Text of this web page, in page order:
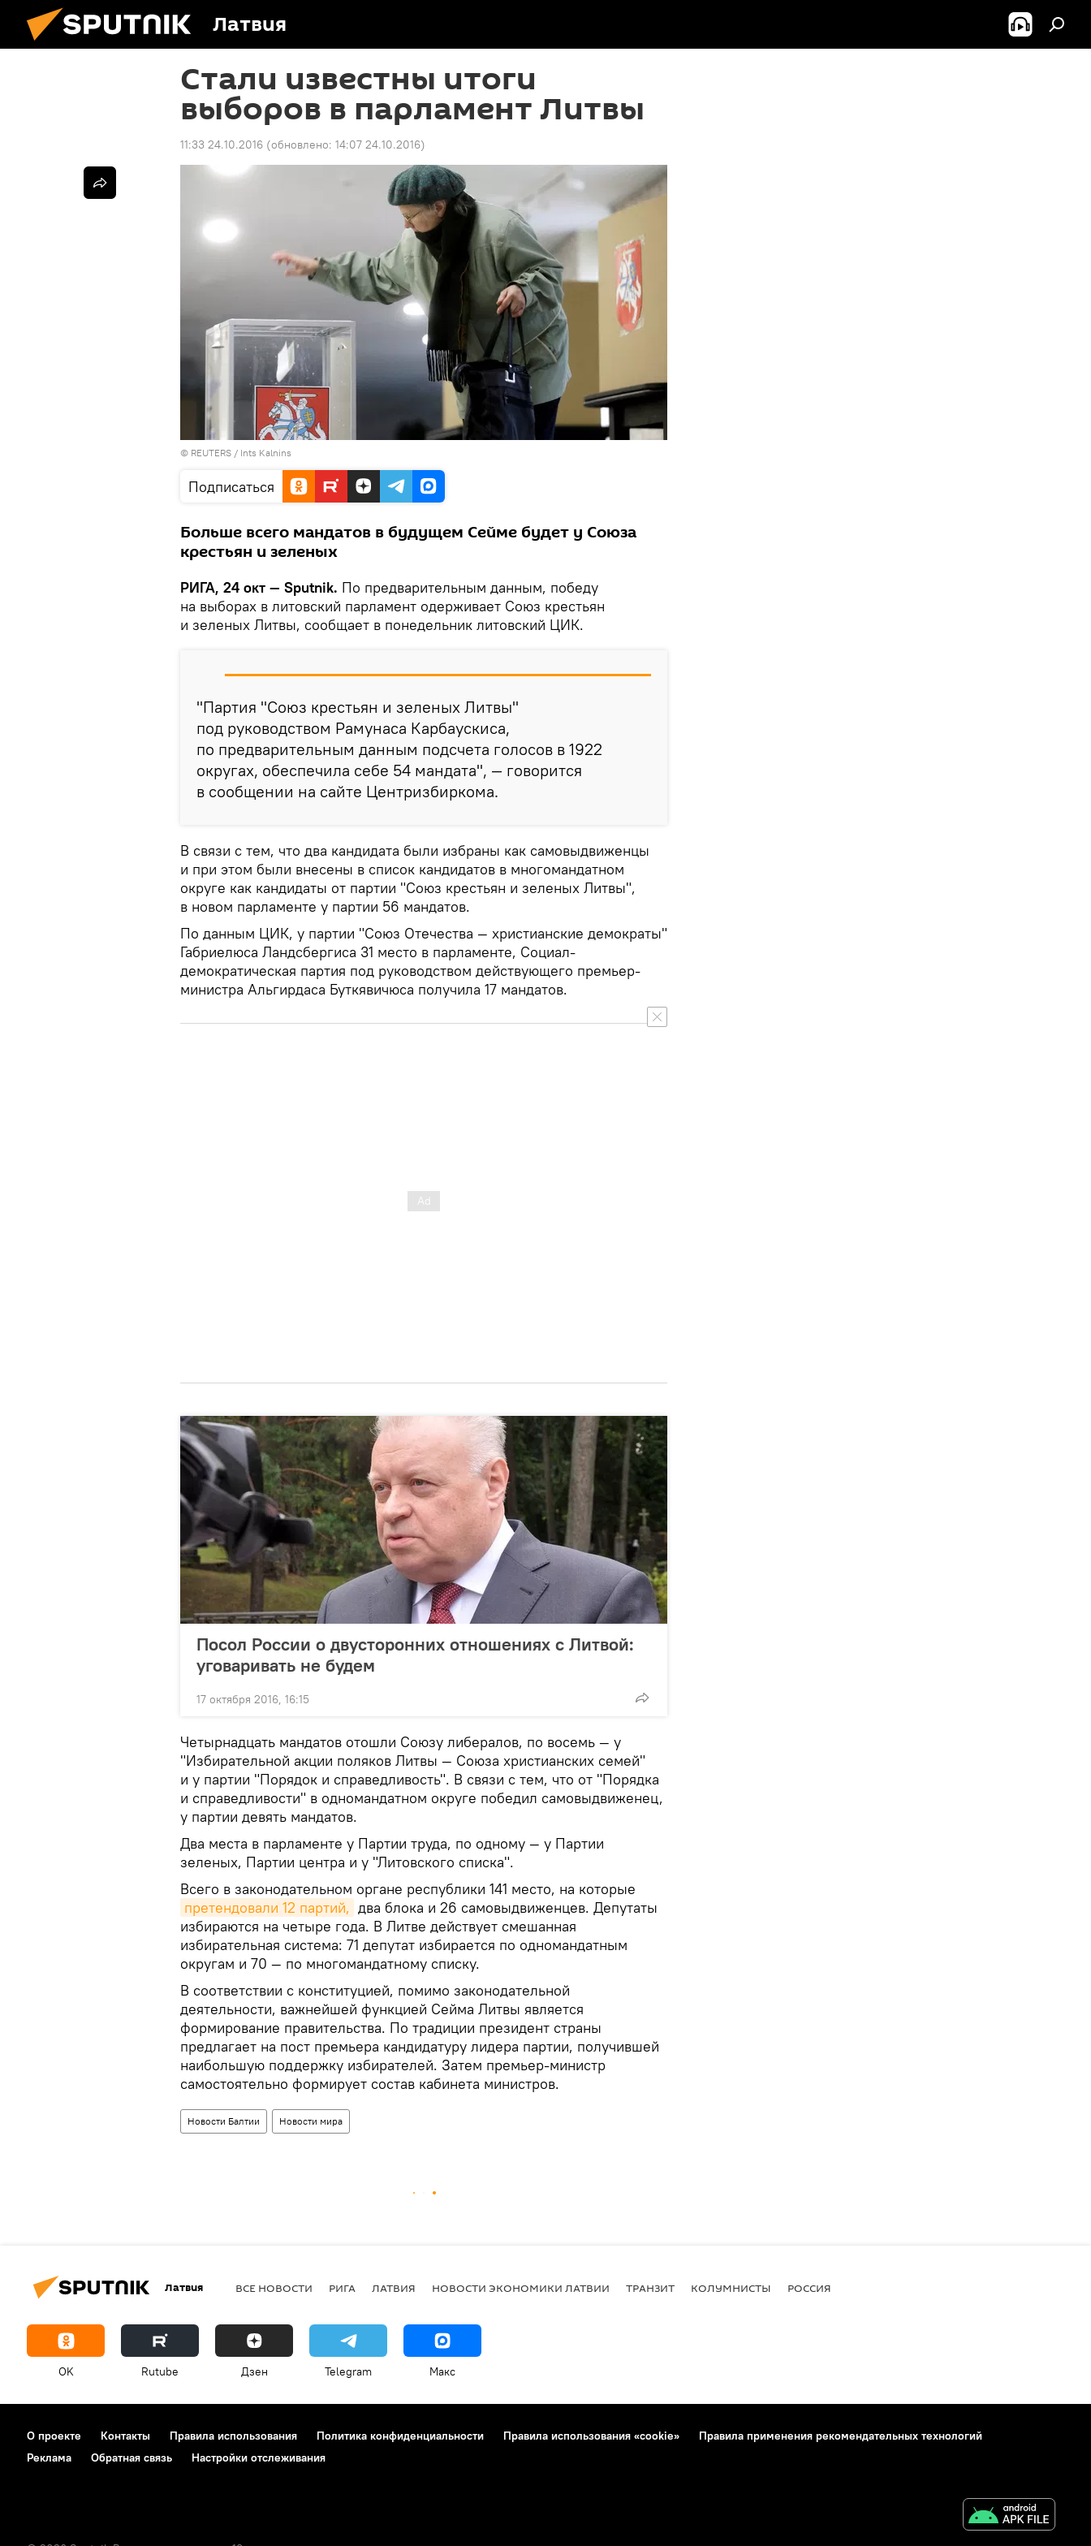
Латвия
Стали известны итоги
выборов в парламент Литвы
11:33 24.10.2016 (обновлено: 14:07 24.10.2016)
© REUTERS / Ints Kalnins
Подписаться
Больше всего мандатов в будущем Сейме будет у Союза
крестьян и зеленых
РИГА, 24 окт — Sputnik. По предварительным данным, победу
на выборах в литовский парламент одерживает Союз крестьян
и зеленых Литвы, сообщает в понедельник литовский ЦИК.
"Партия "Союз крестьян и зеленых Литвы"
под руководством Рамунаса Карбаускиса,
по предварительным данным подсчета голосов в 1922
округах, обеспечила себе 54 мандата", — говорится
в сообщении на сайте Центризбиркома.
В связи с тем, что два кандидата были избраны как самовыдвиженцы
и при этом были внесены в список кандидатов в многомандатном
округе как кандидаты от партии "Союз крестьян и зеленых Литвы",
в новом парламенте у партии 56 мандатов.
По данным ЦИК, у партии "Союз Отечества — христианские демократы"
Габриелюса Ландсбергиса 31 место в парламенте, Социал-
демократическая партия под руководством действующего премьер-
министра Альгирдаса Буткявичюса получила 17 мандатов.
Посол России о двусторонних отношениях с Литвой:
уговаривать не будем
17 октября 2016, 16:15
Четырнадцать мандатов отошли Союзу либералов, по восемь — у
"Избирательной акции поляков Литвы — Союза христианских семей"
и у партии "Порядок и справедливость". В связи с тем, что от "Порядка
и справедливости" в одномандатном округе победил самовыдвиженец,
у партии девять мандатов.
Два места в парламенте у Партии труда, по одному — у Партии
зеленых, Партии центра и у "Литовского списка".
Всего в законодательном органе республики 141 место, на которые
претендовали 12 партий, два блока и 26 самовыдвиженцев. Депутаты
избираются на четыре года. В Литве действует смешанная
избирательная система: 71 депутат избирается по одномандатным
округам и 70 — по многомандатному списку.
В соответствии с конституцией, помимо законодательной
деятельности, важнейшей функцией Сейма Литвы является
формирование правительства. По традиции президент страны
предлагает на пост премьера кандидатуру лидера партии, получившей
наибольшую поддержку избирателей. Затем премьер-министр
самостоятельно формирует состав кабинета министров.
Новости Балтии Новости мира
Латвия ВСЕ НОВОСТИ РИГА ЛАТВИЯ НОВОСТИ ЭКОНОМИКИ ЛАТВИИ ТРАНЗИТ КОЛУМНИСТЫ РОССИЯ
OK Rutube Дзен Telegram Макс
О проекте Контакты Правила использования Политика конфиденциальности Правила использования «cookie»
Правила применения рекомендательных технологий
Реклама
Обратная связь Настройки отслеживания